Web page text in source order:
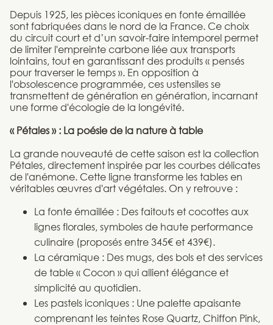
Depuis 1925, les pièces iconiques en fonte émaillée
sont fabriquées dans le nord de la France. Ce choix
du circuit court et d’un savoir-faire intemporel permet
de limiter l'empreinte carbone liée aux transports
lointains, tout en garantissant des produits « pensés
pour traverser le temps ». En opposition à
l'obsolescence programmée, ces ustensiles se
transmettent de génération en génération, incarnant
une forme d'écologie de la longévité.
« Pétales » : La poésie de la nature à table
La grande nouveauté de cette saison est la collection
Pétales, directement inspirée par les courbes délicates
de l'anémone. Cette ligne transforme les tables en
véritables œuvres d'art végétales. On y retrouve :
La fonte émaillée : Des faitouts et cocottes aux
lignes florales, symboles de haute performance
culinaire (proposés entre 345€ et 439€).
La céramique : Des mugs, des bols et des services
de table « Cocon » qui allient élégance et
simplicité au quotidien.
Les pastels iconiques : Une palette apaisante
comprenant les teintes Rose Quartz, Chiffon Pink,